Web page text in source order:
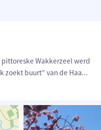
Wakkerzeel werd
zoekt buurt” van de Haa...